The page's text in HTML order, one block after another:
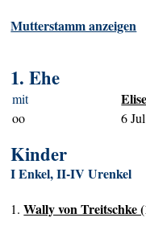
Mutterstamm anzeigen
1. Ehe
mit
oo 6
Kinder
I Enkel, II-IV Urenkel
1.Wally von Treitschke